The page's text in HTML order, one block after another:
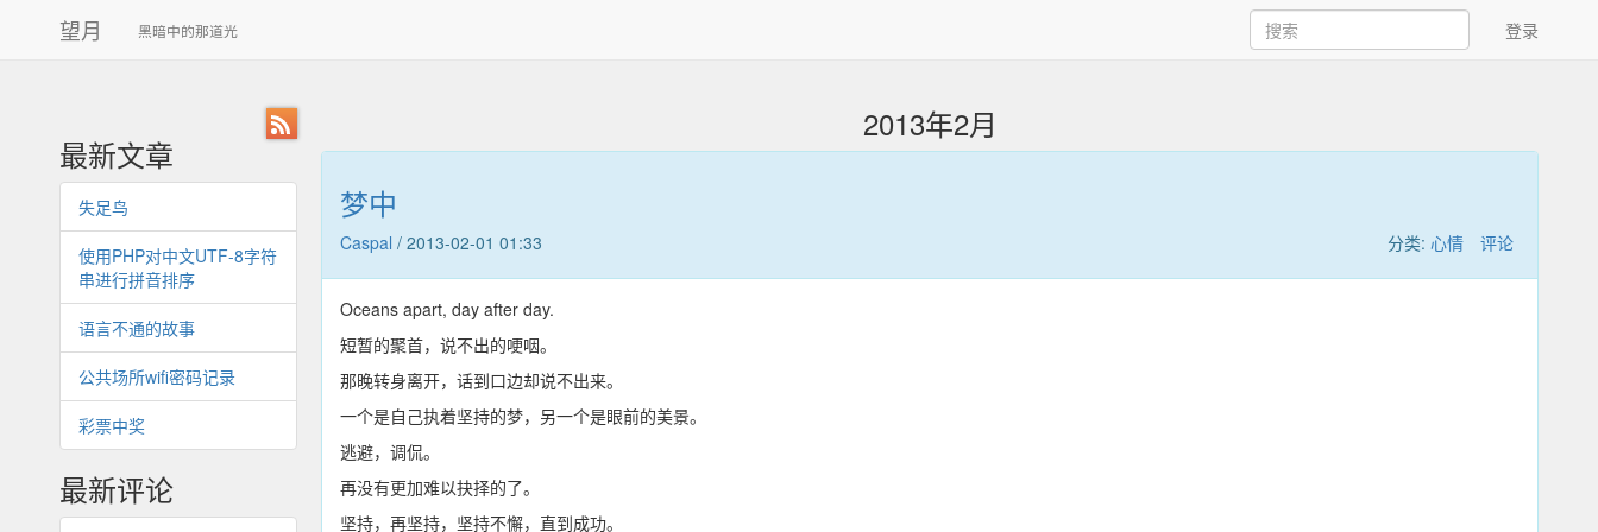
望月 黑暗中的那道光 登录
最新文章
失足鸟
使用PHP对中文UTF-8字符
串进行拼音排序
语言不通的故事
公共场所wifi密码记录
彩票中奖
最新评论
2013年2月
梦中
Caspal / 2013-02-01 01:33 分类: 心情 评论
Oceans apart, day after day.
短暂的聚首，说不出的哽咽。
那晚转身离开，话到口边却说不出来。
一个是自己执着坚持的梦，另一个是眼前的美景。
逃避，调侃。
再没有更加难以抉择的了。
坚持，再坚持，坚持不懈，直到成功。